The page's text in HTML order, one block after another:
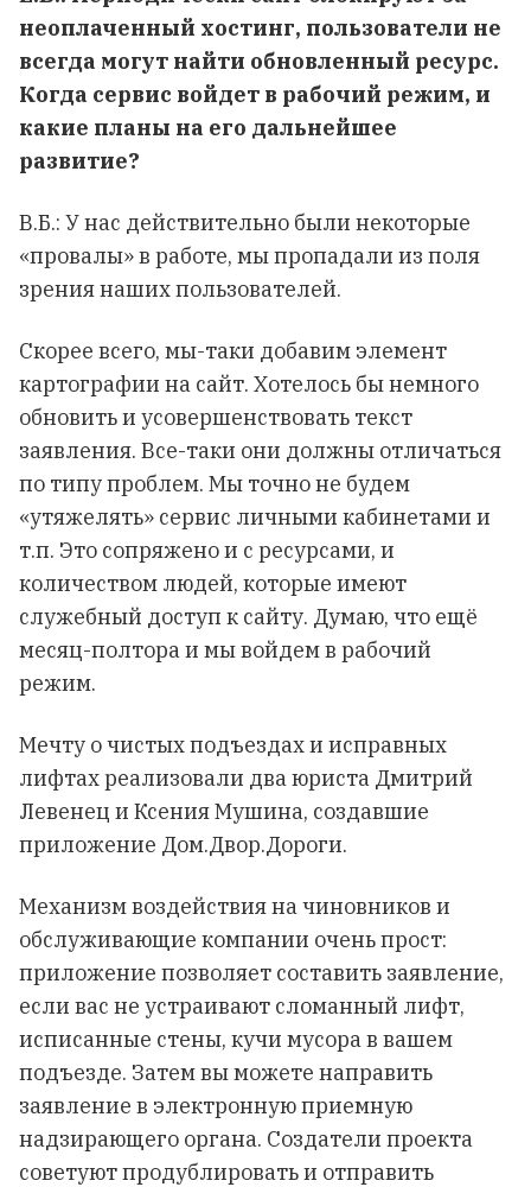
неоплаченный хостинг, пользователи не
всегда могут найти обновленный ресурс.
Когда сервис войдет в рабочий режим, и
какие планы на его дальнейшее
развитие?
В.Б.: У нас действительно были некоторые
«провалы» в работе, мы пропадали из поля
зрения наших пользователей.
Скорее всего, мы-таки добавим элемент
картографии на сайт. Хотелось бы немного
обновить и усовершенствовать текст
заявления. Все-таки они должны отличаться
по типу проблем. Мы точно не будем
«утяжелять» сервис личными кабинетами и
т.п. Это сопряжено и с ресурсами, и
количеством людей, которые имеют
служебный доступ к сайту. Думаю, что ещё
месяц-полтора и мы войдем в рабочий
режим.
Мечту о чистых подъездах и исправных
лифтах реализовали два юриста Дмитрий
Левенец и Ксения Мушина, создавшие
приложение Дом.Двор.Дороги.
Механизм воздействия на чиновников и
обслуживающие компании очень прост:
приложение позволяет составить заявление,
если вас не устраивают сломанный лифт,
исписанные стены, кучи мусора в вашем
подъезде. Затем вы можете направить
заявление в электронную приемную
надзирающего органа. Создатели проекта
советуют продублировать и отправить